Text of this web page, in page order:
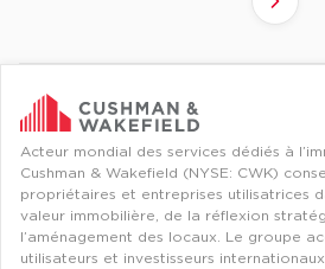
Suivant
Revenir à l'accueil -
Acteur mondial des services dédiés à
Cushman & Wakefield (NYSE: CWK)
propriétaires et entreprises utilisatrices
valeur immobilière, de la réflexion
l’aménagement des locaux. Le groupe
utilisateurs et investisseurs